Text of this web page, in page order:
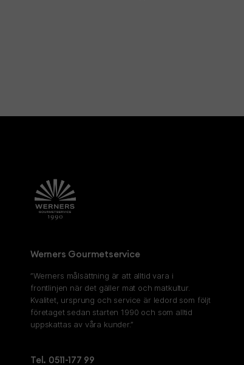
Werners Gourmetservice
”Werners målsättning är att alltid vara i
frontlinjen när det gäller mat och matkultur.
Kvalitet, ursprung och service är ledord som följt
företaget sedan starten 1990 och som alltid
uppskattas av våra kunder.”
Tel. 0511-177 99